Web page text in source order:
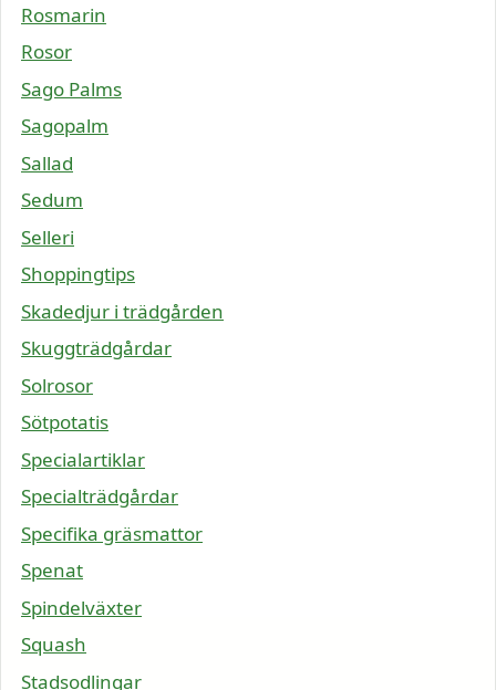
Rosmarin
Rosor
Sago Palms
Sagopalm
Sallad
Sedum
Selleri
Shoppingtips
Skadedjur i trädgården
Skuggträdgårdar
Solrosor
Sötpotatis
Specialartiklar
Specialträdgårdar
Specifika gräsmattor
Spenat
Spindelväxter
Squash
Stadsodlingar